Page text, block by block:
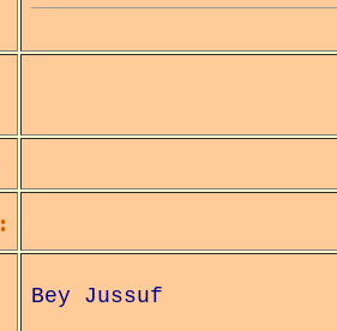
:
Bey Jussuf